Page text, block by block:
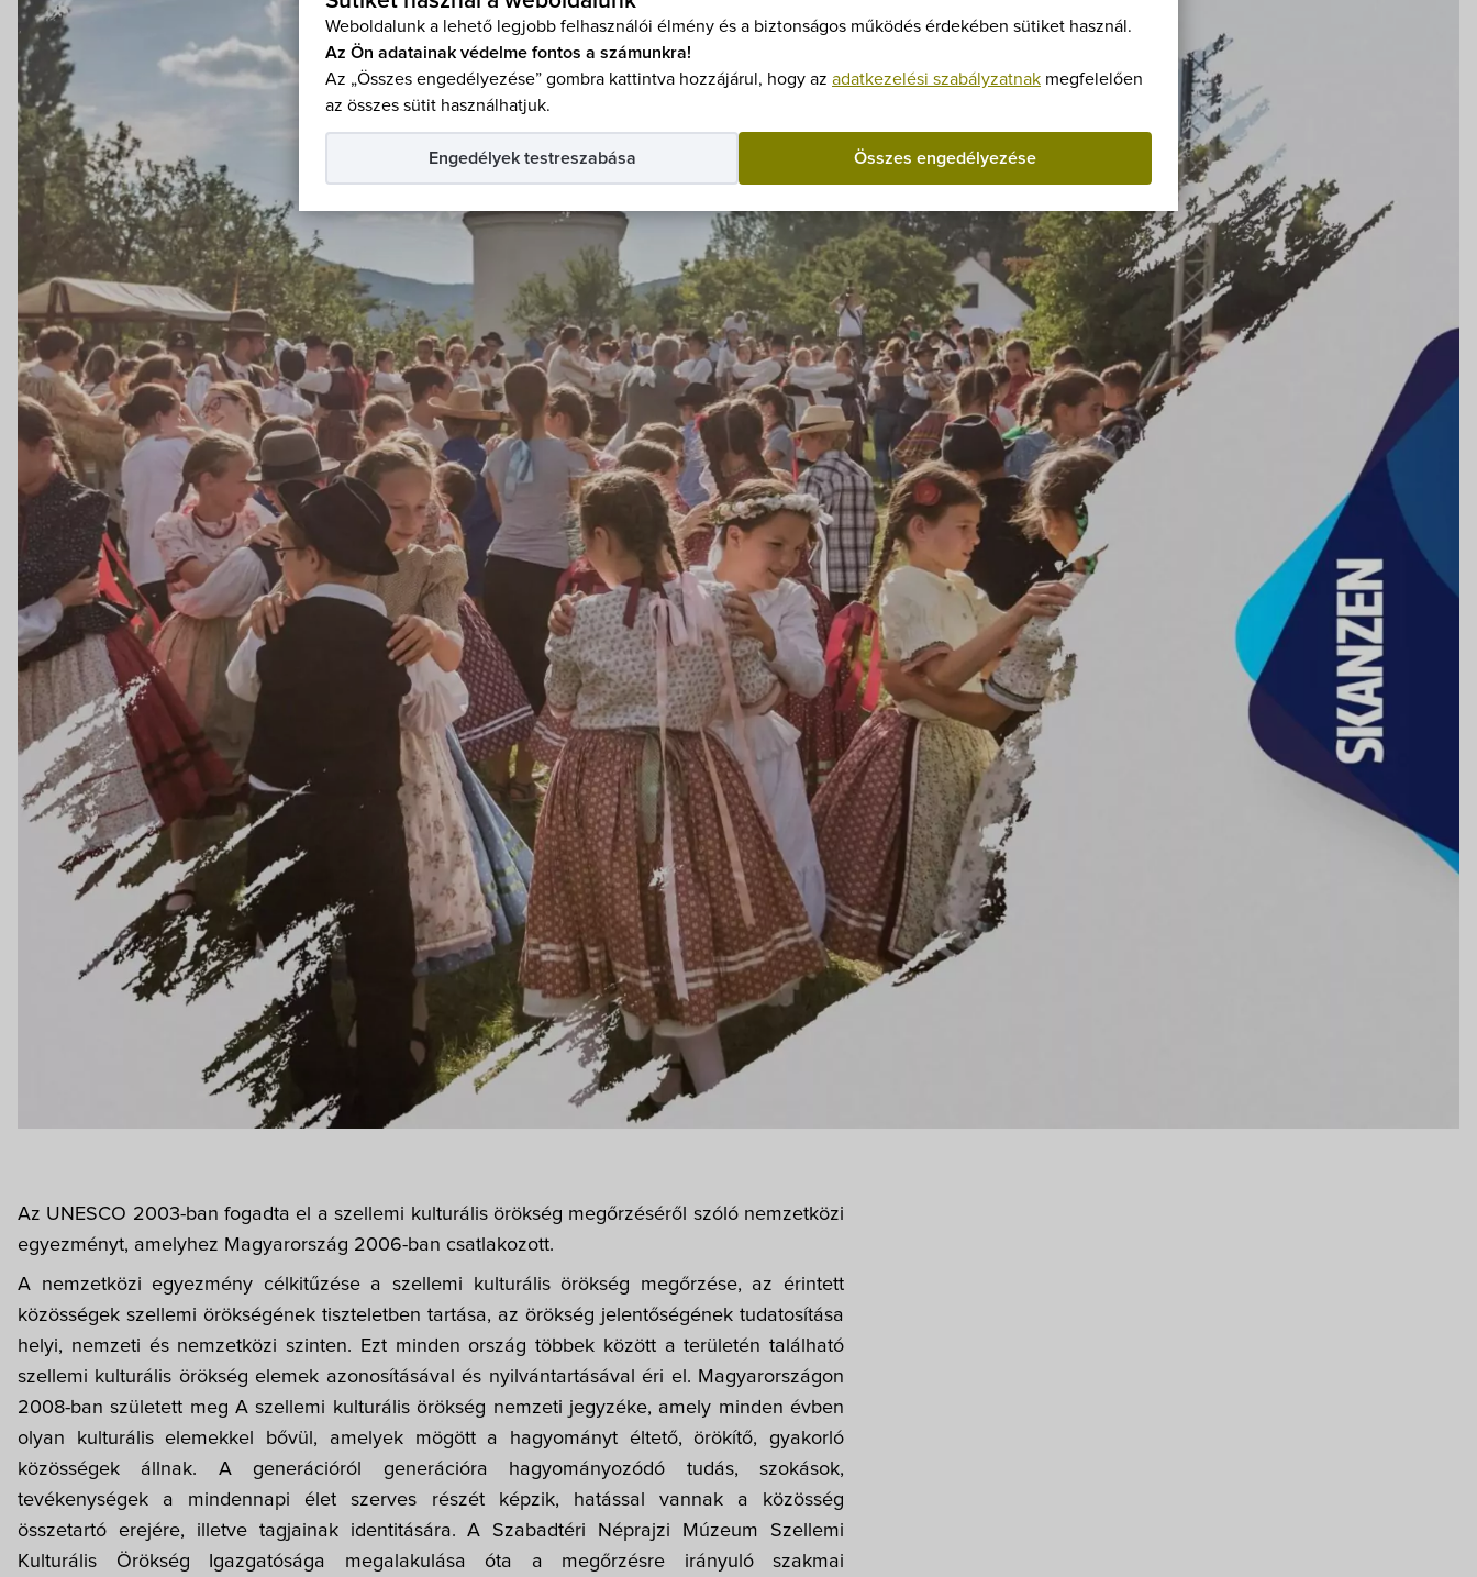
Weboldalunk a lehető legjobb felhasználói élmény és a biztonságos működés érdekében sütiket használ.
Az Ön adatainak védelme fontos a számunkra!
Az „Összes engedélyezése” gombra kattintva hozzájárul, hogy az adatkezelési szabályzatnak megfelelően
az összes sütit használhatjuk.
Összes engedélyezése
Engedélyek testreszabása
Közérdekű adatok
Pályázatok
Dokumentumok
Az UNESCO 2003-ban fogadta el a szellemi kulturális örökség megőrzéséről szóló nemzetközi
egyezményt, amelyhez Magyarország 2006-ban csatlakozott.
A nemzetközi egyezmény célkitűzése a szellemi kulturális örökség megőrzése, az érintett
közösségek szellemi örökségének tiszteletben tartása, az örökség jelentőségének tudatosítása
helyi, nemzeti és nemzetközi szinten. Ezt minden ország többek között a területén található
szellemi kulturális örökség elemek azonosításával és nyilvántartásával éri el. Magyarországon
2008-ban született meg A szellemi kulturális örökség nemzeti jegyzéke, amely minden évben
olyan kulturális elemekkel bővül, amelyek mögött a hagyományt éltető, örökítő, gyakorló
közösségek állnak. A generációról generációra hagyományozódó tudás, szokások,
tevékenységek a mindennapi élet szerves részét képzik, hatással vannak a közösség
összetartó erejére, illetve tagjainak identitására. A Szabadtéri Néprajzi Múzeum Szellemi
Kulturális Örökség Igazgatósága megalakulása óta a megőrzésre irányuló szakmai